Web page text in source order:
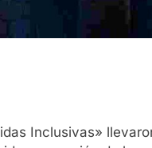
Inclusivas»